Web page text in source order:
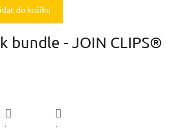
do košíku
bundle - JOIN CLIPS®